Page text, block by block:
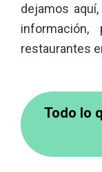
dejamos
restaurantes
Todo lo